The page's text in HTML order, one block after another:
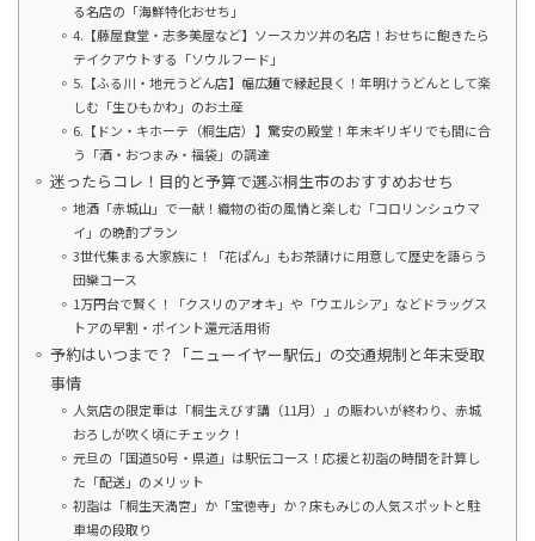
る名店の「海鮮特化おせち」
4.【藤屋食堂・志多美屋など】ソースカツ丼の名店！おせちに飽きたら
テイクアウトする「ソウルフード」
5.【ふる川・地元うどん店】幅広麺で縁起良く！年明けうどんとして楽
しむ「生ひもかわ」のお土産
6.【ドン・キホーテ（桐生店）】驚安の殿堂！年末ギリギリでも間に合
う「酒・おつまみ・福袋」の調達
迷ったらコレ！目的と予算で選ぶ桐生市のおすすめおせち
地酒「赤城山」で一献！織物の街の風情と楽しむ「コロリンシュウマ
イ」の晩酌プラン
3世代集まる大家族に！「花ぱん」もお茶請けに用意して歴史を語らう
団欒コース
1万円台で賢く！「クスリのアオキ」や「ウエルシア」などドラッグス
トアの早割・ポイント還元活用術
予約はいつまで？「ニューイヤー駅伝」の交通規制と年末受取
事情
人気店の限定重は「桐生えびす講（11月）」の賑わいが終わり、赤城
おろしが吹く頃にチェック！
元旦の「国道50号・県道」は駅伝コース！応援と初詣の時間を計算し
た「配送」のメリット
初詣は「桐生天満宮」か「宝徳寺」か？床もみじの人気スポットと駐
車場の段取り